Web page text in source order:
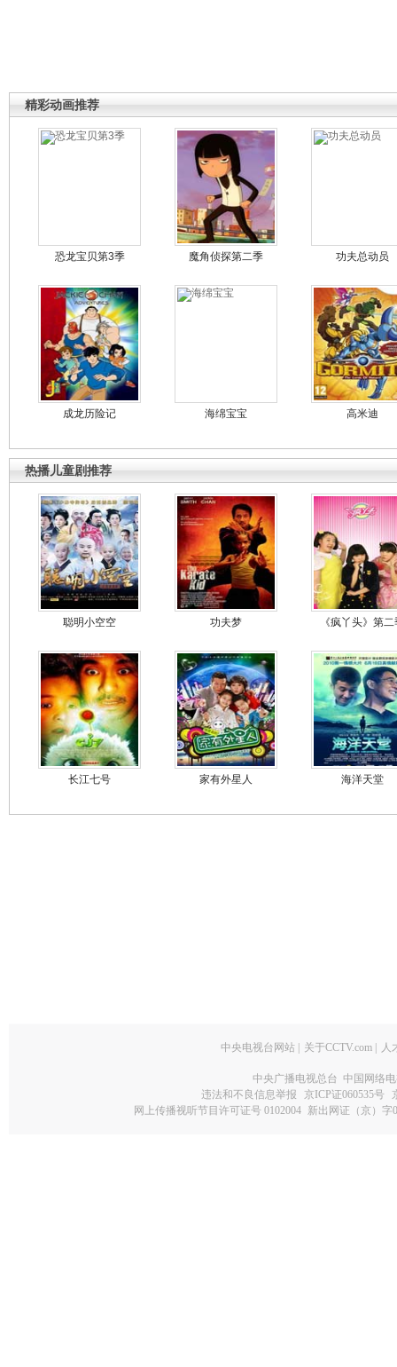
精彩动画推荐
恐龙宝贝第3季 魔角侦探第二季 功夫总动员
成龙历险记 海绵宝宝 高米迪
热播儿童剧推荐
聪明小空空 功夫梦 《疯丫头》第二
长江七号 家有外星人 海洋天堂
中央电视台网站 关于CCTV.com 人
中央广播电视总台 中国网络
违法和不良信息举报
京ICP证060535号
网上传播视听节目许可证号 0102004 新出网证（京）